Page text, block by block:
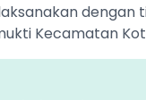
dengan
Kecamatan